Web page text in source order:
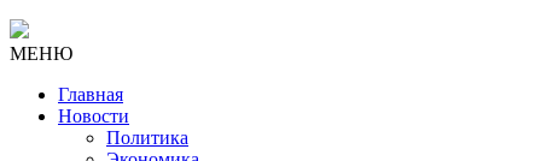
МЕНЮ
Главная
Новости
Политика